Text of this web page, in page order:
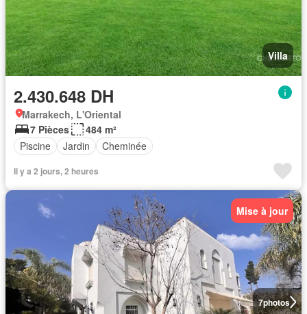
Villa
2.430.648 DH
Marrakech, L'Oriental
7 Pièces
484 m²
Piscine
Jardin Cheminée
Il y a 2 jours, 2 heures
7photos
Mise à jour